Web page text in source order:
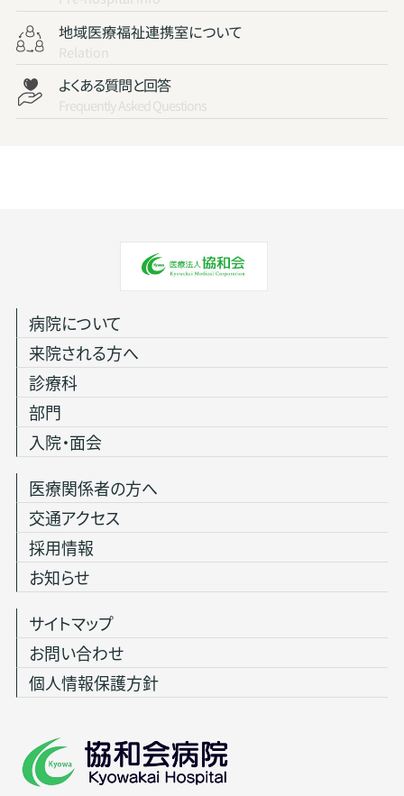
地域医療福祉連携室について
Relation
よくある質問と回答
Frequently Asked Questions
病院について
来院される方へ
診療科
部門
入院・面会
医療関係者の方へ
交通アクセス
採用情報
お知らせ
サイトマップ
お問い合わせ
個人情報保護方針